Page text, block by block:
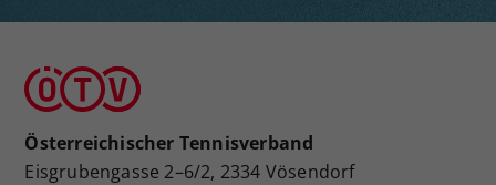
Österreichischer Tennisverband
Eisgrubengasse 2–6/2, 2334 Vösendorf